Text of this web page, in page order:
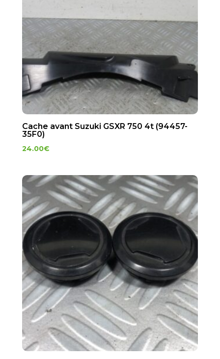
Cache avant Suzuki GSXR 750 4t (94457-
35F0)
24.00€